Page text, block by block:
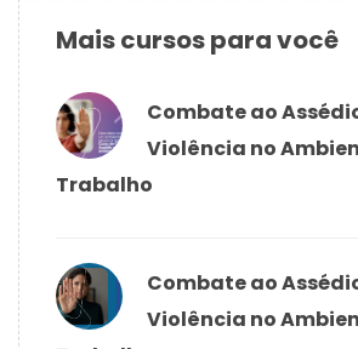
Mais cursos para você
Combate ao
Violência no
Trabalho
Combate ao
Violência no